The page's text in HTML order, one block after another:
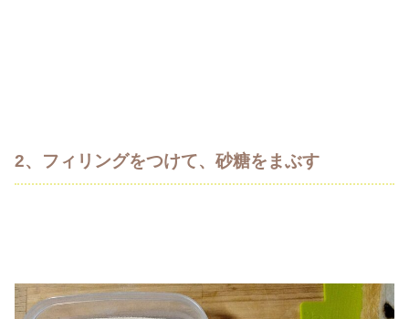
2、フィリングをつけて、砂糖をまぶす